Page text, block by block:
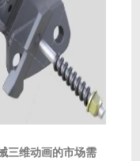
三维动画的市场需